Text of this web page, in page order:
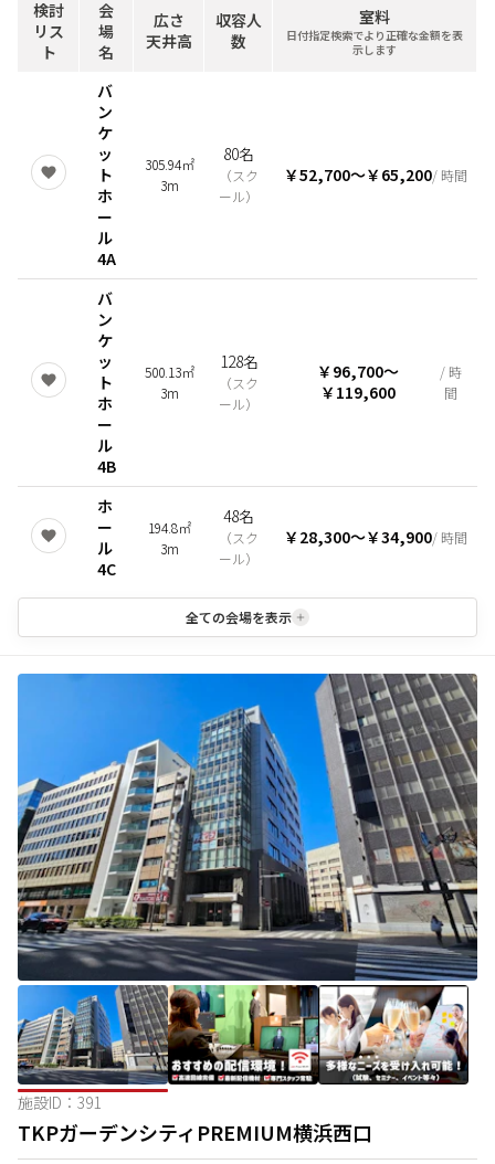
検討
リス
ト
会
場
名
広さ
天井高
収容人
数
室料
日付指定検索でより正確な金額を表
示します
バ
ン
ケ
ッ
ト
ホ
ー
ル
4A
305.94㎡
3m
80名
（スク
ール）
￥52,700〜￥65,200/ 時間
バ
ン
ケ
ッ
ト
ホ
ー
ル
4B
500.13㎡
3m
128名
（スク
ール）
￥96,700〜
￥119,600
/ 時
間
ホ
ー
ル
4C
194.8㎡
3m
48名
（スク
ール）
￥28,300〜￥34,900/ 時間
全ての会場を表示
施設ID： 391
TKPガーデンシティPREMIUM横浜西口